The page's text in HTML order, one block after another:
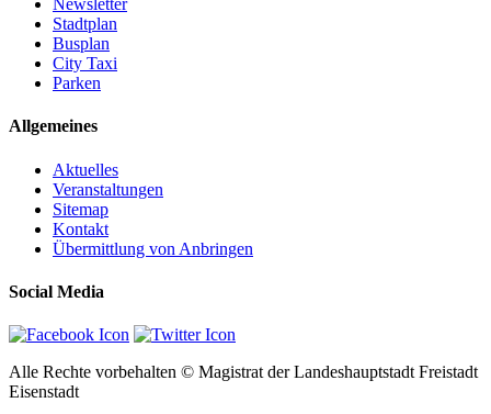
Newsletter
Stadtplan
Busplan
City Taxi
Parken
Allgemeines
Aktuelles
Veranstaltungen
Sitemap
Kontakt
Übermittlung von Anbringen
Social Media
Alle Rechte vorbehalten © Magistrat der Landeshauptstadt Freistadt
Eisenstadt